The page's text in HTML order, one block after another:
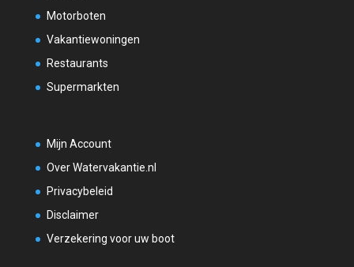
Motorboten
Vakantiewoningen
Restaurants
Supermarkten
Mijn Account
Over Watervakantie.nl
Privacybeleid
Disclaimer
Verzekering voor uw boot